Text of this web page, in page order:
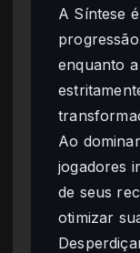
A Síntese
enquanto
Ao
jogadores
de seus
otimizar